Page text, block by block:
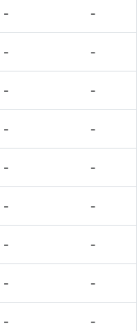
- -
- -
- -
- -
- -
- -
- -
- -
- -